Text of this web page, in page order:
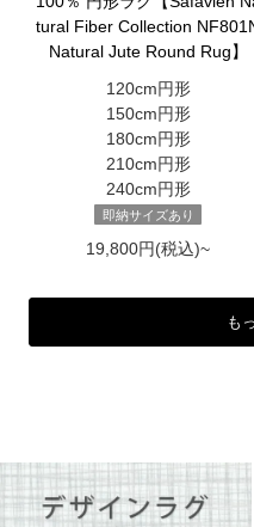
tural Fiber Collection
Natural Jute Round Rug】
120cm円形
150cm円形
180cm円形
210cm円形
240cm円形
即納サイズあり
19,800円(税込)~
も